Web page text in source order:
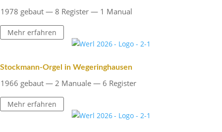
1978 gebaut — 8 Register — 1 Manual
Mehr erfahren
Stock­mann-Orgel in Wegeringhausen
1966 gebaut — 2 Manuale — 6 Register
Mehr erfahren